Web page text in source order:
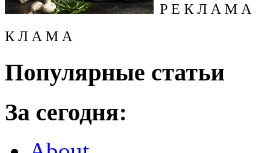
Р Е К Л А М А
К Л А М А
Популярные статьи
За сегодня: